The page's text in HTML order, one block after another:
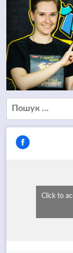
Пошук:
Click to